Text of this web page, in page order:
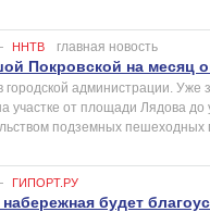
ННТВ главная новость
Покровской на месяц
администрации. Уже
участке от площади Лядова
подземных
ГИПОРТ.РУ
будет